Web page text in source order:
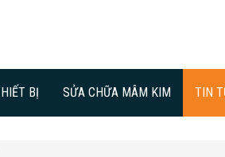
BỊ SỬA CHỮA MÂM KIM TIN